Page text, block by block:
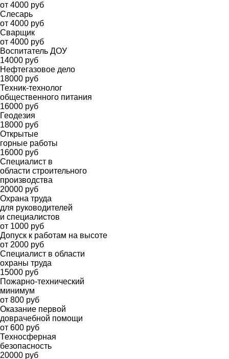
от 4000 руб
Слесарь
от 4000 руб
Сварщик
от 4000 руб
Воспитатель ДОУ
14000 руб
Нефтегазовое дело
18000 руб
Техник-технолог
общественного питания
16000 руб
Геодезия
18000 руб
Открытые
горные работы
16000 руб
Специалист в
области строительного
производства
20000 руб
Охрана труда
для руководителей
и специалистов
от 1000 руб
Допуск к работам на высоте
от 2000 руб
Специалист в области
охраны труда
15000 руб
Пожарно-технический
минимум
от 800 руб
Оказание первой
доврачебной помощи
от 600 руб
Техносферная
безопасность
20000 руб